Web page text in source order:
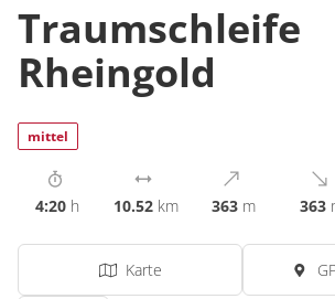
Traumschleife
Rheingold
mittel
4:20 h 10.52 km 363 m 363
Karte